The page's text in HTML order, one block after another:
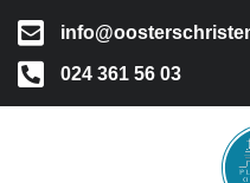
024 361 56 03